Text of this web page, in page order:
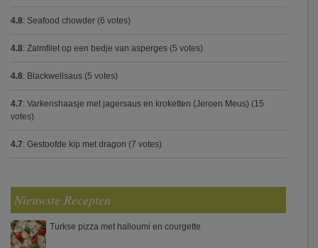
4.8: Seafood chowder (6 votes)
4.8: Zalmfilet op een bedje van asperges (5 votes)
4.8: Blackwellsaus (5 votes)
4.7: Varkenshaasje met jagersaus en kroketten (Jeroen Meus) (15
votes)
4.7: Gestoofde kip met dragon (7 votes)
Nieuwste Recepten
Turkse pizza met halloumi en courgette